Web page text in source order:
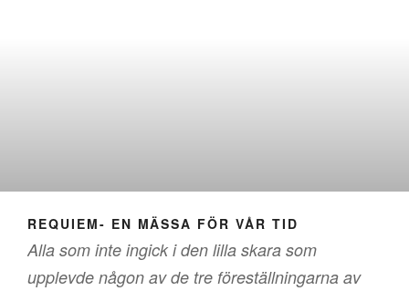
REQUIEM- EN MÄSSA FÖR VÅR TID
Alla som inte ingick i den lilla skara som
upplevde någon av de tre föreställningarna av